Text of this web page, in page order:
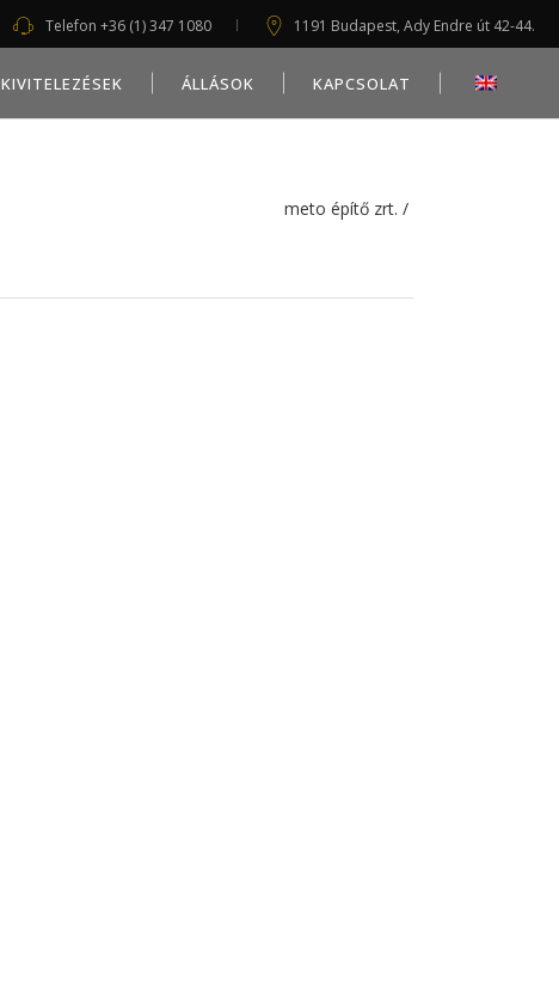
Telefon +36 (1) 347 1080 1191 Budapest, Ady Endre út 42-44.
KIVITELEZÉSEK ÁLLÁSOK KAPCSOLAT
meto építő zrt. /